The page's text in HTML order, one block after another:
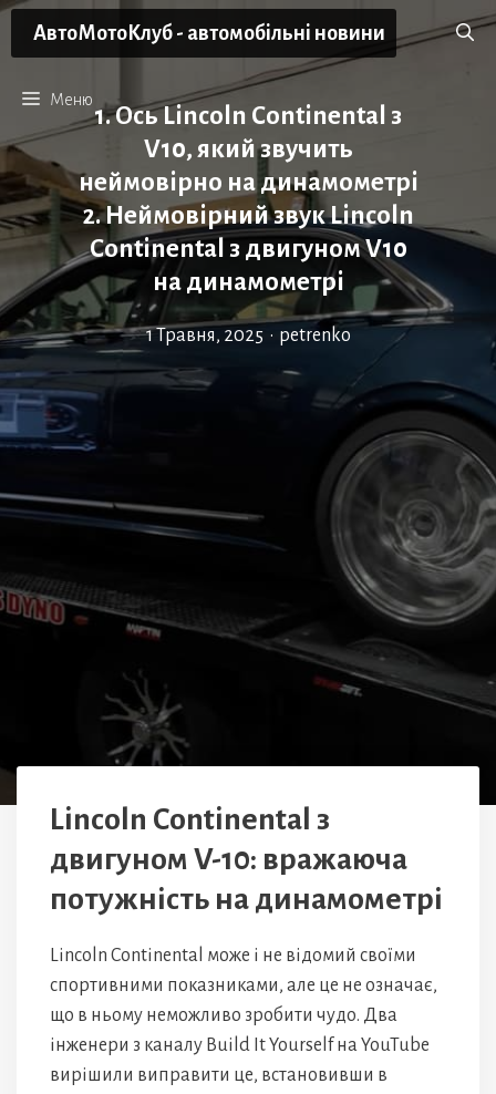
Перейти
АвтоМотоКлуб - автомобільні новини
Меню
1. Ось Lincoln Continental з
V10, який звучить
неймовірно на динамометрі
2. Неймовірний звук Lincoln
Continental з двигуном V10
на динамометрі
1 Травня, 2025 • petrenko
Lincoln Continental з
двигуном V-10: вражаюча
потужність на динамометрі
Lincoln Continental може і не відомий своїми
спортивними показниками, але це не означає,
що в ньому неможливо зробити чудо. Два
інженери з каналу Build It Yourself на YouTube
вирішили виправити це, встановивши в